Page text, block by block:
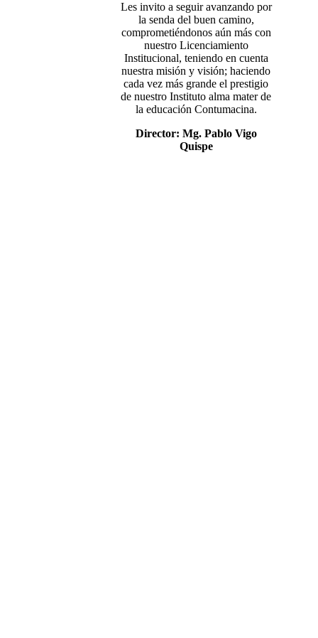
Les invito a seguir avanzando por
la senda del buen camino,
comprometiéndonos aún más con
nuestro Licenciamiento
Institucional, teniendo en cuenta
nuestra misión y visión; haciendo
cada vez más grande el prestigio
de nuestro Instituto alma mater de
la educación Contumacina.
Director: Mg. Pablo Vigo
Quispe